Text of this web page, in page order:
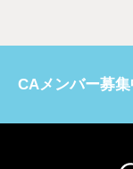
CAメンバー募集